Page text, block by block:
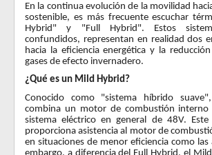
En la continua evolución de la movilidad
sostenible, es más frecuente escuchar
Hybrid" y "Full Hybrid". Estos
confundidos, representan en realidad dos
hacia la eficiencia energética y la
gases de efecto invernadero.
¿Qué es un Mild Hybrid?
Conocido como "sistema híbrido
combina un motor de combustión
sistema eléctrico en general de 48V. Este
proporciona asistencia al motor de
en situaciones de menor eficiencia como las